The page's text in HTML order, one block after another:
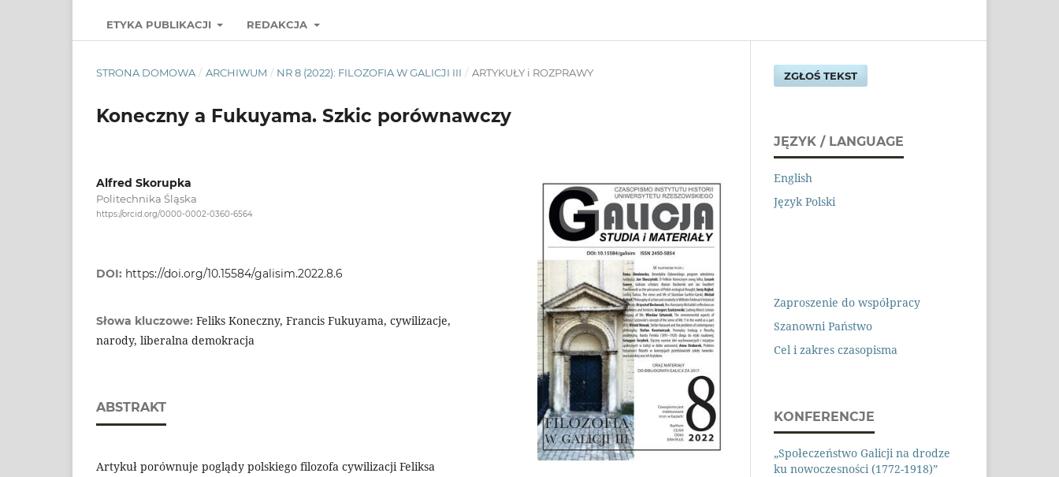
ETYKA PUBLIKACJI REDAKCJA
STRONA DOMOWA / ARCHIWUM / NR 8 (2022): FILOZOFIA W GALICJI III / ARTYKUŁY i ROZPRAWY
Koneczny a Fukuyama. Szkic porównawczy
Alfred Skorupka
Politechnika Śląska
https://orcid.org/0000-0002-0360-6564
DOI: https://doi.org/10.15584/galisim.2022.8.6
Słowa kluczowe: Feliks Koneczny, Francis Fukuyama, cywilizacje,
narody, liberalna demokracja
ABSTRAKT
Artykuł porównuje poglądy polskiego filozofa cywilizacji Feliksa
ZGŁOŚ TEKST
JĘZYK / LANGUAGE
English
Język Polski
Zaproszenie do współpracy
Szanowni Państwo
Cel i zakres czasopisma
KONFERENCJE
„Społeczeństwo Galicji na drodze
ku nowoczesności (1772-1918)”